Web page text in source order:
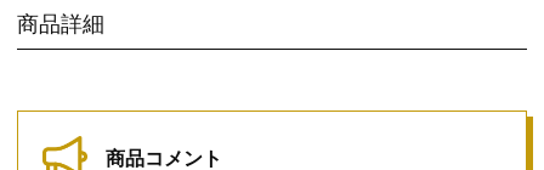
商品詳細
商品コメント